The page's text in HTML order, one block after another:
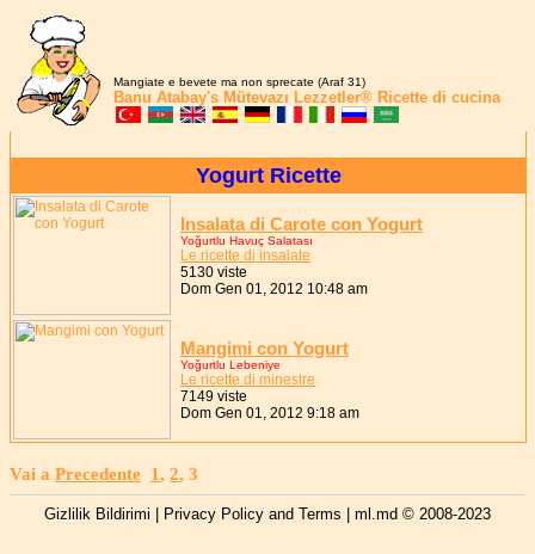
Mangiate e bevete ma non sprecate (Araf 31)
Banu Atabay's Mütevazı Lezzetler® Ricette di cucina
Yogurt Ricette
Insalata di Carote con Yogurt
Yoğurtlu Havuç Salatası
Le ricette di insalate
5130 viste
Dom Gen 01, 2012 10:48 am
Mangimi con Yogurt
Yoğurtlu Lebeniye
Le ricette di minestre
7149 viste
Dom Gen 01, 2012 9:18 am
Vai a Precedente 1, 2, 3
Gizlilik Bildirimi | Privacy Policy and Terms | ml.md © 2008-2023